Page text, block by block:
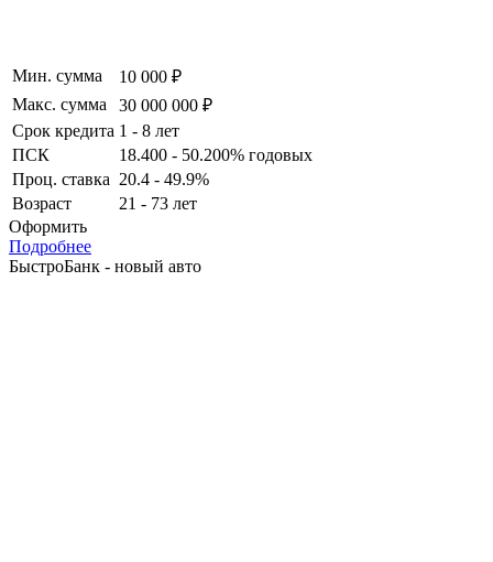
Мин. сумма
10 000 ₽
Макс. сумма
30 000 000 ₽
Срок кредита 1 - 8 лет
ПСК
18.400 - 50.200% годовых
Проц. ставка 20.4 - 49.9%
Возраст
21 - 73 лет
Оформить
Подробнее
БыстроБанк - новый авто